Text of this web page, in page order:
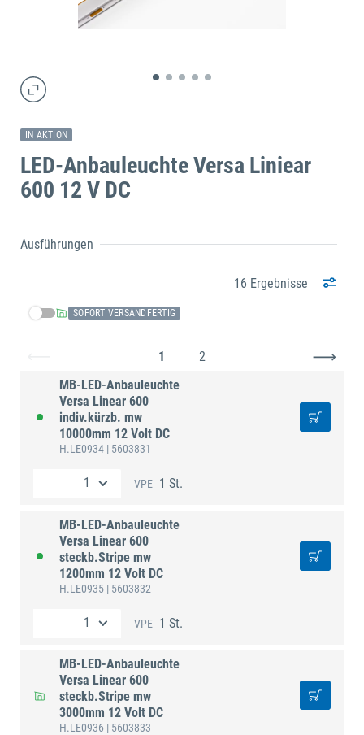
IN AKTION
LED-Anbauleuchte Versa Liniear
600 12 V DC
Ausführungen
16 Ergebnisse
SOFORT VERSANDFERTIG
1
2
MB-LED-Anbauleuchte
Versa Linear 600
indiv.kürzb. mw
10000mm 12 Volt DC
H.LE0934 | 5603831
VPE 1 St.
MB-LED-Anbauleuchte
Versa Linear 600
steckb.Stripe mw
1200mm 12 Volt DC
H.LE0935 | 5603832
VPE 1 St.
MB-LED-Anbauleuchte
Versa Linear 600
steckb.Stripe mw
3000mm 12 Volt DC
H.LE0936 | 5603833